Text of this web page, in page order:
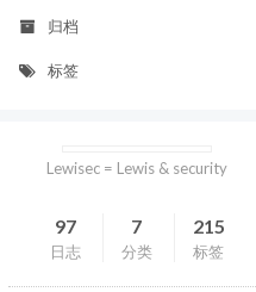
归档
标签
Lewisec = Lewis & security
97
日志
7
分类
215
标签